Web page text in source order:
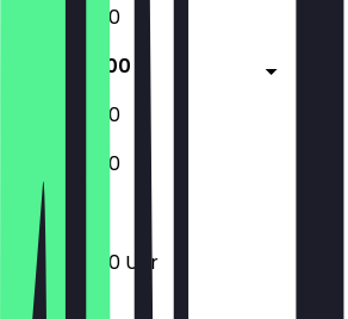
10:00 - 18:00
10:00 - 18:00
10:00 - 18:00
10:00 - 18:00
10:00 - 18:00 Uhr